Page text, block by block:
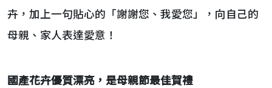
卉，加上一句貼心的「謝謝您、我愛您」，向自己的
母親、家人表達愛意！
國產花卉優質漂亮，是母親節最佳賀禮